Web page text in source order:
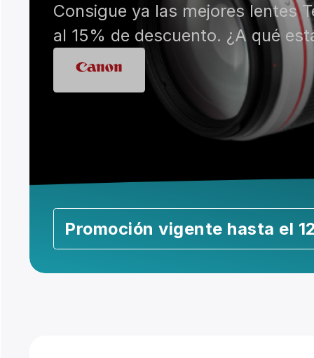
Consigue ya las mejores lentes
al 15% de descuento. ¿A qué
Promoción vigente hasta el